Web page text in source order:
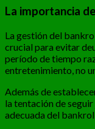
La importancia
La gestión del
crucial para evitar
período de tiempo
entretenimiento, no
Además de
la tentación de
adecuada del